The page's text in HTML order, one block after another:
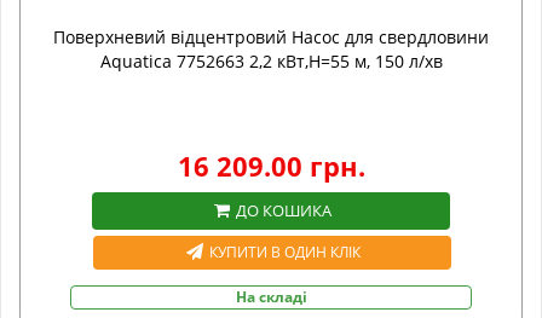
Поверхневий відцентровий Насос для свердловини
Aquatica 7752663 2,2 кВт,H=55 м, 150 л/хв
16 209.00 грн.
ДО КОШИКА
КУПИТИ В ОДИН КЛІК
На складі